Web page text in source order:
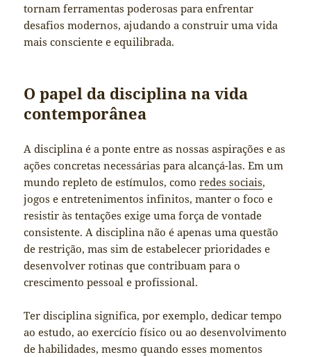
tornam ferramentas poderosas para enfrentar
desafios modernos, ajudando a construir uma vida
mais consciente e equilibrada.
O papel da disciplina na vida
contemporânea
A disciplina é a ponte entre as nossas aspirações e as
ações concretas necessárias para alcançá-las. Em um
mundo repleto de estímulos, comoredes sociais,
jogos e entretenimentos infinitos, manter o foco e
resistir às tentações exige uma força de vontade
consistente. A disciplina não é apenas uma questão
de restrição, mas sim de estabelecer prioridades e
desenvolver rotinas que contribuam para o
crescimento pessoal e profissional.
Ter disciplina significa, por exemplo, dedicar tempo
ao estudo, ao exercício físico ou ao desenvolvimento
de habilidades, mesmo quando esses momentos